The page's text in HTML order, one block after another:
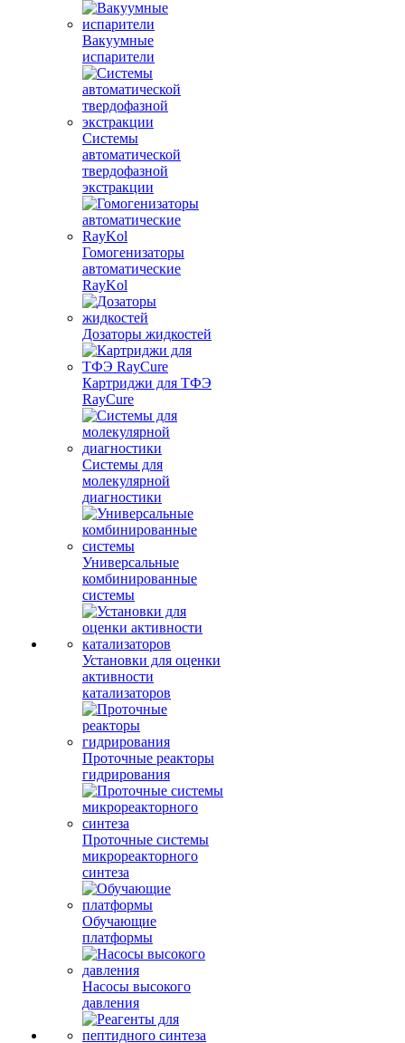
Вакуумные
испарители
Системы
автоматической
твердофазной
экстракции
Гомогенизаторы
автоматические
RayKol
Дозаторы жидкостей
Картриджи для ТФЭ
RayCure
Системы для
молекулярной
диагностики
Универсальные
комбинированные
системы
Установки для оценки
активности
катализаторов
Проточные реакторы
гидрирования
Проточные системы
микрореакторного
синтеза
Обучающие
платформы
Насосы высокого
давления